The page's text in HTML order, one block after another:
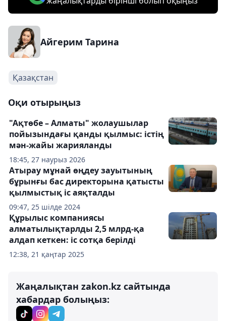
Айгерим Тарина
Қазақстан
Оқи отырыңыз
18:45, 27 наурыз 2026
"Ақтөбе – Алматы" жолаушылар
пойызындағы қанды қылмыс: істің
мән-жайы жарияланды
09:47, 25 шілде 2024
Атырау мұнай өңдеу зауытының
бұрынғы бас директорына қатысты
қылмыстық іс аяқталды
12:38, 21 қаңтар 2025
Құрылыс компаниясы
алматылықтарлды 2,5 млрд-қа
алдап кеткен: іс сотқа берілді
Жаңалықтан zakon.kz сайтында
хабардар болыңыз: